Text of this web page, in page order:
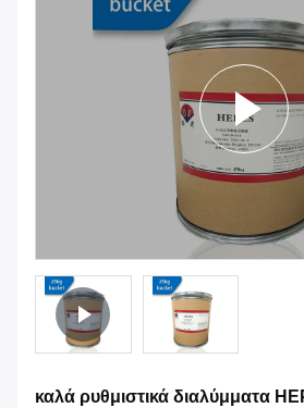
καλά ρυθμιστικά διαλύμματα